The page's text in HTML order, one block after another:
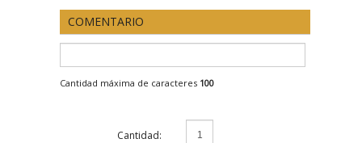
COMENTARIO
Cantidad máxima de caracteres 100
Cantidad: